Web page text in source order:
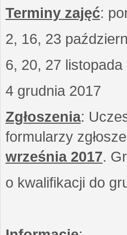
Terminy zajęć:
2, 16, 23
6, 20, 27 listopada
4 grudnia 2017
Zgłoszenia:
formularzy
września 2017.
o kwalifikacji do